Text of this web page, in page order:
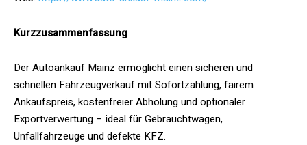
Kurzzusammenfassung
Der Autoankauf Mainz ermöglicht einen sicheren und
schnellen Fahrzeugverkauf mit Sofortzahlung, fairem
Ankaufspreis, kostenfreier Abholung und optionaler
Exportverwertung – ideal für Gebrauchtwagen,
Unfallfahrzeuge und defekte KFZ.